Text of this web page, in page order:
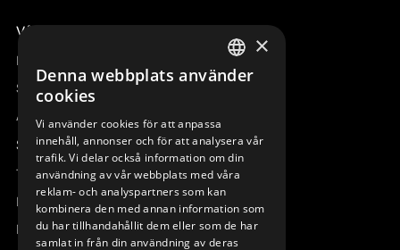
Våra radiostyrningar – översikt
Remotus
Sesam
Access_Ctrl
Support
Teknisk support
Boka service
Manualer och videoinstruktioner
SWEDISH
DEUTSCH
×
Denna webbplats använder
cookies
Vi använder cookies för att anpassa
innehåll, annonser och för att analysera vår
trafik. Vi delar också information om din
användning av vår webbplats med våra
reklam- och analyspartners som kan
kombinera den med annan information som
du har tillhandahållit dem eller som de har
samlat in från din användning av deras